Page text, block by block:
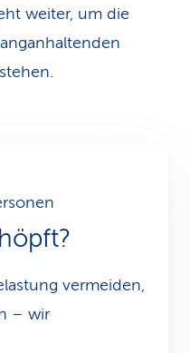
weiter, um die
vermeiden,
– wir